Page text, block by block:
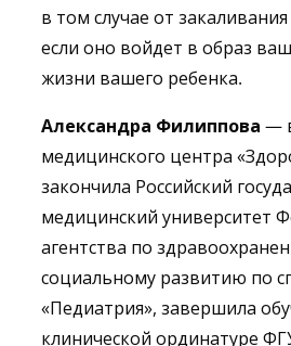
в том случае от
если оно войдет в образ
жизни вашего ребенка.
Александра Филиппова —
медицинского центра
закончила Российский
медицинский университет
агентства по
социальному развитию по
«Педиатрия», завершила
клинической ординатуре